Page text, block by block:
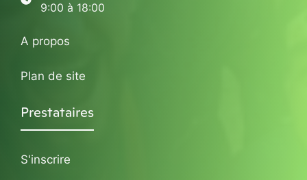
9:00 à 18:00
A propos
Plan de site
Prestataires
S'inscrire